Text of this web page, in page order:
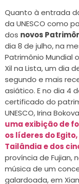
Quanto à entrada
da UNESCO como
dos novos
dia 8 de julho, na
Patrimônio Mundial
Xil na Lista, um dia
segundo e mais
asiático. E no dia 4
certificado do
UNESCO, Irina
uma exibição de
os líderes do
Tailândia e dos
província de Fujian,
música de um
galardoada, em